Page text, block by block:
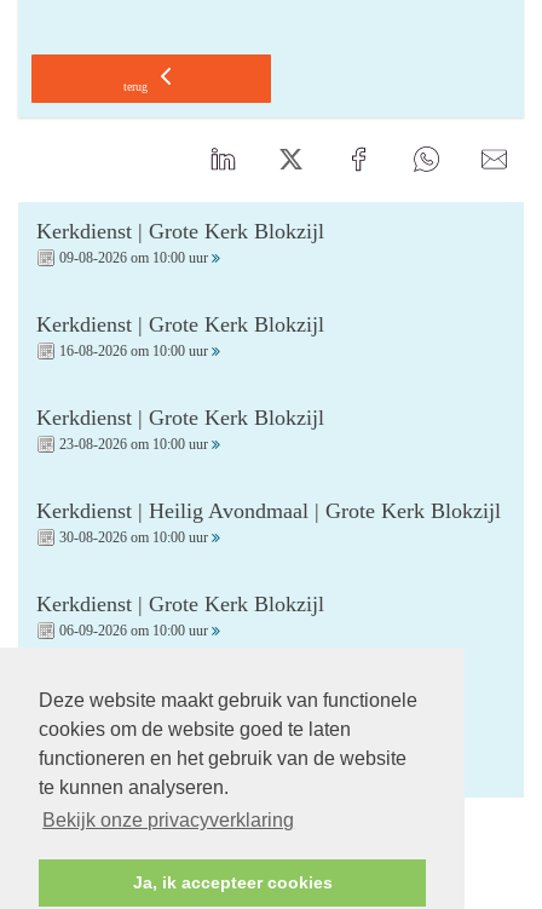
Deze website maakt gebruik van functionele
cookies om de website goed te laten
functioneren en het gebruik van de website
te kunnen analyseren.
Bekijk onze privacyverklaring
Ja, ik accepteer cookies
terug
Kerkdienst | Grote Kerk Blokzijl
09-08-2026 om 10:00 uur
Kerkdienst | Grote Kerk Blokzijl
16-08-2026 om 10:00 uur
Kerkdienst | Grote Kerk Blokzijl
23-08-2026 om 10:00 uur
Kerkdienst | Heilig Avondmaal | Grote Kerk Blokzijl
30-08-2026 om 10:00 uur
Kerkdienst | Grote Kerk Blokzijl
06-09-2026 om 10:00 uur
Kerkdienst | Startzondag | Grote Kerk Blokzijl
13-09-2026 om 10:00 uur